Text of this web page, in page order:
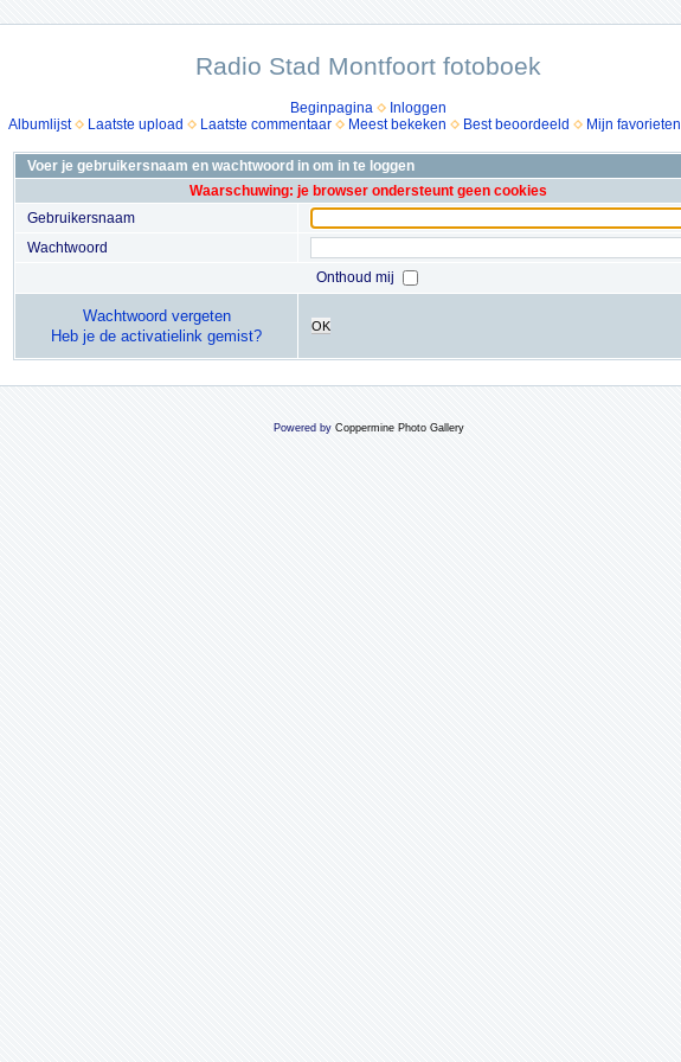
Radio Stad Montfoort fotoboek
Beginpagina
Inloggen
Albumlijst
Laatste upload Laatste commentaar Meest bekeken Best beoordeeld Mijn favorieten
Voer je gebruikersnaam en wachtwoord in om in te loggen
Waarschuwing: je browser ondersteunt geen cookies
Gebruikersnaam
Wachtwoord
Onthoud mij
Wachtwoord vergeten
Heb je de activatielink gemist?
OK
Powered by Coppermine Photo Gallery